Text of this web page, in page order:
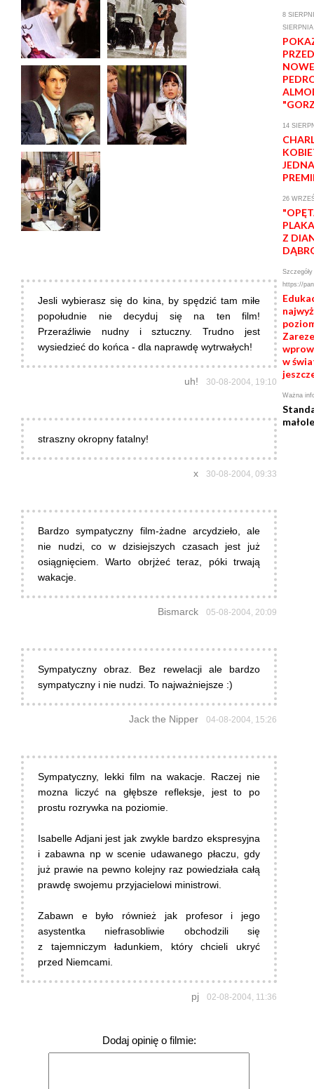
Jesli wybierasz się do kina, by spędzić tam miłe
popołudnie nie decyduj się na ten film!
Przeraźliwie nudny i sztuczny. Trudno jest
wysiedzieć do końca - dla naprawdę wytrwałych!
uh! 30-08-2004, 19:10
straszny okropny fatalny!
x 30-08-2004, 09:33
Bardzo sympatyczny film-żadne arcydzieło, ale
nie nudzi, co w dzisiejszych czasach jest już
osiągnięciem. Warto obrjżeć teraz, póki trwają
wakacje.
Bismarck 05-08-2004, 20:09
Sympatyczny obraz. Bez rewelacji ale bardzo
sympatyczny i nie nudzi. To najważniejsze :)
Jack the Nipper 04-08-2004, 15:26
Sympatyczny, lekki film na wakacje. Raczej nie
mozna liczyć na głębsze refleksje, jest to po
prostu rozrywka na poziomie.
Isabelle Adjani jest jak zwykle bardzo ekspresyjna
i zabawna np w scenie udawanego płaczu, gdy
już prawie na pewno kolejny raz powiedziała całą
prawdę swojemu przyjacielowi ministrowi.
Zabawn e było również jak profesor i jego
asystentka niefrasobliwie obchodzili się
z tajemniczym ładunkiem, który chcieli ukryć
przed Niemcami.
pj 02-08-2004, 11:36
Dodaj opinię o filmie:
8
14
26
Z
https://
w
Ważna